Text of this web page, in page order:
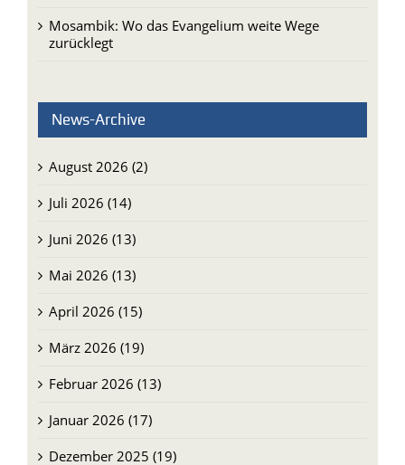
Mosambik: Wo das Evangelium weite Wege
zurücklegt
News-Archive
August 2026 (2)
Juli 2026 (14)
Juni 2026 (13)
Mai 2026 (13)
April 2026 (15)
März 2026 (19)
Februar 2026 (13)
Januar 2026 (17)
Dezember 2025 (19)